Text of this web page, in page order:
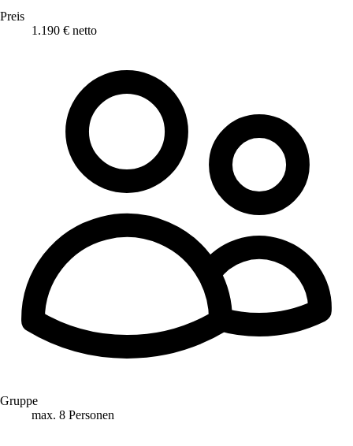
Preis
1.190 € netto
Gruppe
max. 8 Personen